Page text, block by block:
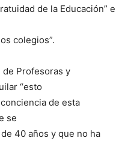
de la Educación” e
colegios”.
Profesoras y
“esto
de esta
se
40 años y que no ha